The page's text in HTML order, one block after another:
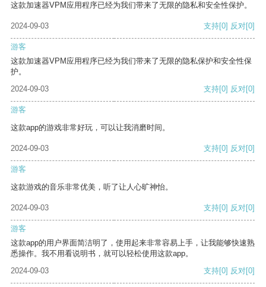
这款加速器VPM应用程序已经为我们带来了无限的隐私和安全性保护。
2024-09-03 支持[0] 反对[0]
游客
这款加速器VPM应用程序已经为我们带来了无限的隐私保护和安全性保
护。
2024-09-03
支持[0] 反对[0]
游客
这款app的游戏非常好玩，可以让我消磨时间。
2024-09-03 支持[0] 反对[0]
游客
这款游戏的音乐非常优美，听了让人心旷神怡。
2024-09-03 支持[0] 反对[0]
游客
这款app的用户界面简洁明了，使用起来非常容易上手，让我能够快速熟
悉操作。我不用看说明书，就可以轻松使用这款app。
2024-09-03
支持[0] 反对[0]